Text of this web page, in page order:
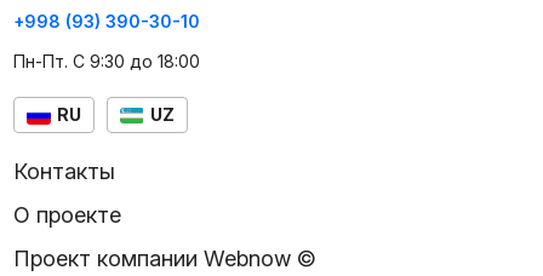
+998 (93) 390-30-10
Пн-Пт. С 9:30 до 18:00
RU UZ
Контакты
О проекте
Проект компании Webnow ©